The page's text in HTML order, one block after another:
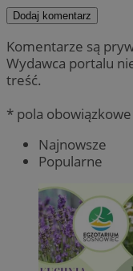
Dodaj komentarz
Komentarze są
Wydawca portalu
treść.
* pola obowiązkowe
Najnowsze
Popularne